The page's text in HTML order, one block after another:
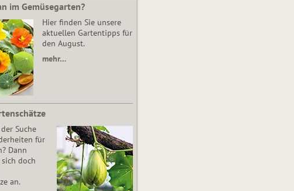
im Gemüsegarten?
Hier finden Sie unsere
aktuellen Gartentipps für
den August.
mehr…
Suche
für
Dann
doch
an.